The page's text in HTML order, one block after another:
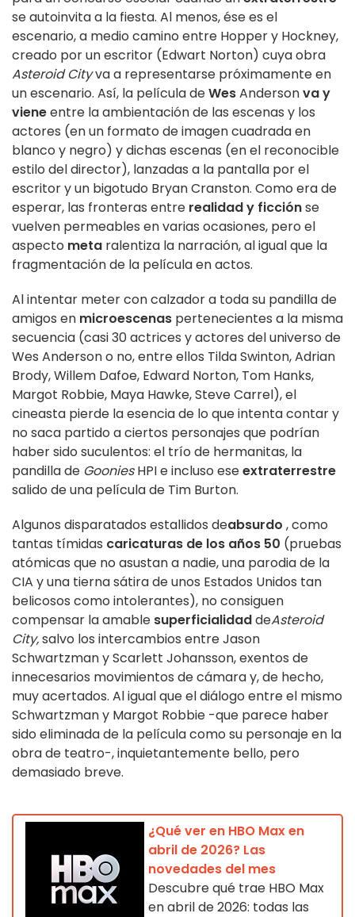
se autoinvita a la fiesta. Al menos, ése es el
escenario, a medio camino entre Hopper y Hockney,
creado por un escritor (Edwart Norton) cuya obra
Asteroid Cityva a representarse próximamente en
un escenario. Así, la película deWesAndersonva y
vieneentre la ambientación de las escenas y los
actores (en un formato de imagen cuadrada en
blanco y negro) y dichas escenas (en el reconocible
estilo del director), lanzadas a la pantalla por el
escritor y un bigotudo Bryan Cranston. Como era de
esperar, las fronteras entre realidad y ficciónse
vuelven permeables en varias ocasiones, pero el
aspecto meta ralentiza la narración, al igual que la
fragmentación de la película en actos.
Al intentar meter con calzador a toda su pandilla de
amigos en microescenas pertenecientes a la misma
secuencia (casi 30 actrices y actores del universo de
Wes Anderson o no, entre ellos Tilda Swinton, Adrian
Brody, Willem Dafoe, Edward Norton, Tom Hanks,
Margot Robbie, Maya Hawke, Steve Carrel), el
cineasta pierde la esencia de lo que intenta contar y
no saca partido a ciertos personajes que podrían
haber sido suculentos: el trío de hermanitas, la
pandilla de GooniesHPI e incluso eseextraterrestre
salido de una película de Tim Burton.
Algunos disparatados estallidos deabsurdo , como
tantas tímidas caricaturas de los años 50 (pruebas
atómicas que no asustan a nadie, una parodia de la
CIA y una tierna sátira de unos Estados Unidos tan
belicosos como intolerantes), no consiguen
compensar la amable superficialidaddeAsteroid
City,salvo los intercambios entre Jason
Schwartzman y Scarlett Johansson, exentos de
innecesarios movimientos de cámara y, de hecho,
muy acertados. Al igual que el diálogo entre el mismo
Schwartzman y Margot Robbie -que parece haber
sido eliminada de la película como su personaje en la
obra de teatro-, inquietantemente bello, pero
demasiado breve.
¿Qué ver en HBO Max en
abril de 2026? Las
novedades del mes
Descubre qué trae HBO Max
en abril de 2026: todas las